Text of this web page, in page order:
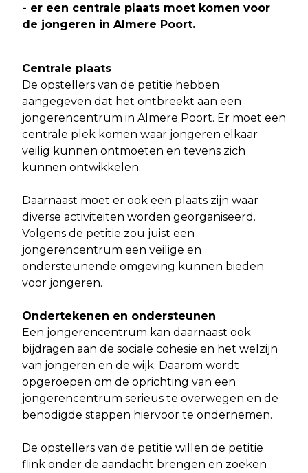
- er een centrale plaats moet komen voor
de jongeren in Almere Poort.
Centrale plaats
De opstellers van de petitie hebben
aangegeven dat het ontbreekt aan een
jongerencentrum in Almere Poort. Er moet een
centrale plek komen waar jongeren elkaar
veilig kunnen ontmoeten en tevens zich
kunnen ontwikkelen.
Daarnaast moet er ook een plaats zijn waar
diverse activiteiten worden georganiseerd.
Volgens de petitie zou juist een
jongerencentrum een veilige en
ondersteunende omgeving kunnen bieden
voor jongeren.
Ondertekenen en ondersteunen
Een jongerencentrum kan daarnaast ook
bijdragen aan de sociale cohesie en het welzijn
van jongeren en de wijk. Daarom wordt
opgeroepen om de oprichting van een
jongerencentrum serieus te overwegen en de
benodigde stappen hiervoor te ondernemen.
De opstellers van de petitie willen de petitie
flink onder de aandacht brengen en zoeken